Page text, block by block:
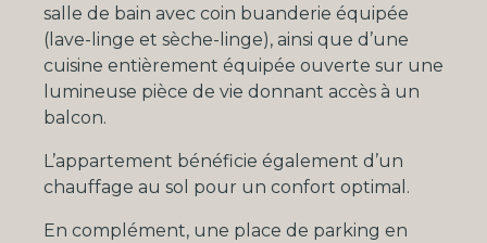
salle de bain avec coin buanderie équipée
(lave-linge et sèche-linge), ainsi que d’une
cuisine entièrement équipée ouverte sur une
lumineuse pièce de vie donnant accès à un
balcon.
L’appartement bénéficie également d’un
chauffage au sol pour un confort optimal.
En complément, une place de parking en